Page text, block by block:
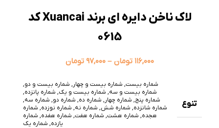
لاک ناخن دایره ای برند Xuancai کد
0615
۱۱۶,۰۰۰ تومان – ۹۷,۰۰۰ تومان
تنوع
شماره بیست, شماره بیست و چهار , شماره بیست و دو,
شماره بیست و سه, شماره بیست و یک, شماره پانزده,
شماره پنج, شماره چهار , شماره ده, شماره دو, شماره سه,
شماره شانزده, شماره شش, شماره نه, شماره نوزده, شماره
هجده, شماره هشت, شماره هفت, شماره هفده, شماره
یازده, شماره یک